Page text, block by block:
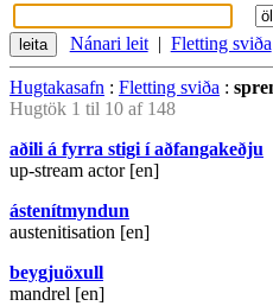
Nánari leit| Fletting sviða
Hugtakasafn : Fletting sviða :
Hugtök 1 til 10 af 148
aðili á fyrra stigi í aðfangakeðju
up-stream actor [en]
ástenítmyndun
austenitisation [en]
beygjuöxull
mandrel [en]